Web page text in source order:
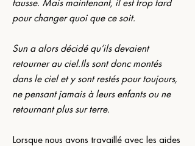
pour changer quoi que ce soit.
Sun a alors décidé qu’ils devaient
retourner au ciel.Ils sont donc montés
dans le ciel et y sont restés pour toujours,
ne pensant jamais à leurs enfants ou ne
retournant plus sur terre.
Lorsque nous avons travaillé avec les aides